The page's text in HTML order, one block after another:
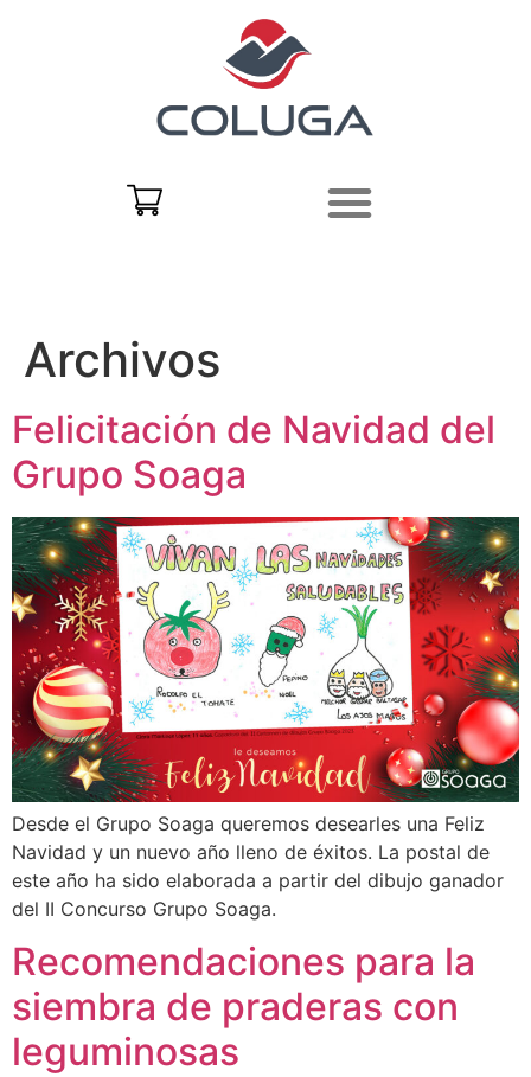
Archivos
Felicitación de Navidad del
Grupo Soaga
Desde el Grupo Soaga queremos desearles una Feliz
Navidad y un nuevo año lleno de éxitos. La postal de
este año ha sido elaborada a partir del dibujo ganador
del II Concurso Grupo Soaga.
Recomendaciones para la
siembra de praderas con
leguminosas